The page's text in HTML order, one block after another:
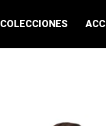
COLECCIONES